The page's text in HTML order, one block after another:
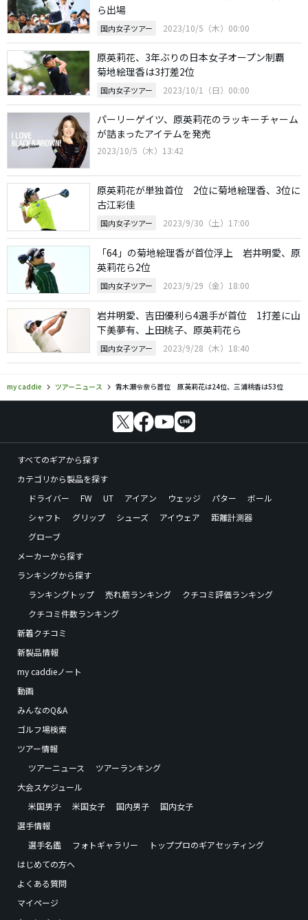
ら出場
国内女子ツアー 2023/10/5（木）00:00
原英莉花、3年ぶりの日本女子オープン制覇
菊地絵理香は3打差2位
国内女子ツアー 2023/10/1（日）00:00
パーリーゲイツ、原英莉花のラッキーチャーム
が詰まったアイテムを発売
2023/10/5（木）13:42
原英莉花が単独首位 2位に菊地絵理香、3位に
古江彩佳
国内女子ツアー 2023/9/30（土）17:00
「64」の菊地絵理香が首位浮上 岩井明愛、原
英莉花ら2位
国内女子ツアー 2023/9/29（金）18:00
岩井明愛、吉田優利ら4選手が首位 1打差に山
下美夢有、上田桃子、原英莉花ら
国内女子ツアー 2023/9/28（木）18:40
my caddie ツアーニュース 青木瀬令奈ら首位 原英莉花は24位、三浦桃香は53位
すべてのギアから探す
カテゴリから製品を探す
ドライバー
FW UT アイアン ウェッジ パター
ボール
シャフト
グリップ シューズ アイウェア
距離計測器
グローブ
メーカーから探す
ランキングから探す
ランキングトップ
売れ筋ランキング
クチコミ評価ランキング
クチコミ件数ランキング
新着クチコミ
新製品情報
my caddieノート
動画
みんなのQ&A
ゴルフ場検索
ツアー情報
ツアーニュース
ツアーランキング
大会スケジュール
米国男子
米国女子 国内男子
国内女子
選手情報
選手名鑑
フォトギャラリー
トッププロのギアセッティング
はじめての方へ
よくある質問
マイページ